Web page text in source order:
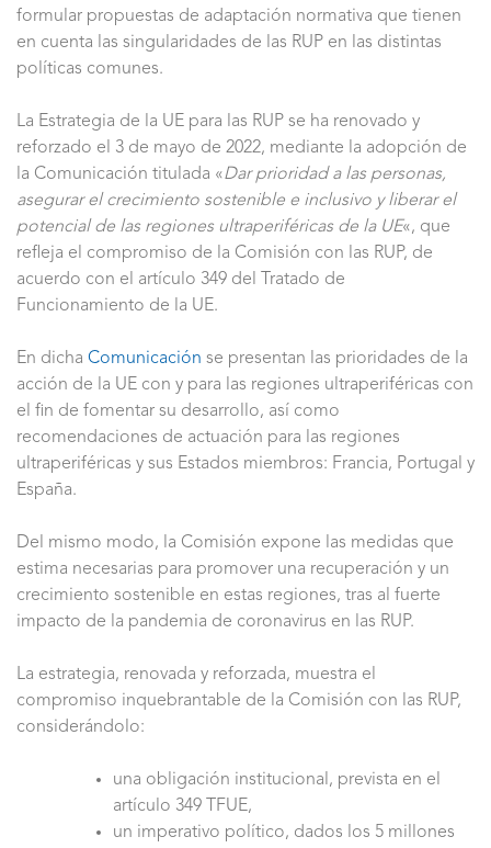
formular propuestas de adaptación normativa que tienen
en cuenta las singularidades de las RUP en las distintas
políticas comunes.
La Estrategia de la UE para las RUP se ha renovado y
reforzado el 3 de mayo de 2022, mediante la adopción de
la Comunicación titulada «Dar prioridad a las personas,
asegurar el crecimiento sostenible e inclusivo y liberar el
potencial de las regiones ultraperiféricas de la UE«, que
refleja el compromiso de la Comisión con las RUP, de
acuerdo con el artículo 349 del Tratado de
Funcionamiento de la UE.
En dicha Comunicación se presentan las prioridades de la
acción de la UE con y para las regiones ultraperiféricas con
el fin de fomentar su desarrollo, así como
recomendaciones de actuación para las regiones
ultraperiféricas y sus Estados miembros: Francia, Portugal y
España.
Del mismo modo, la Comisión expone las medidas que
estima necesarias para promover una recuperación y un
crecimiento sostenible en estas regiones, tras al fuerte
impacto de la pandemia de coronavirus en las RUP.
La estrategia, renovada y reforzada, muestra el
compromiso inquebrantable de la Comisión con las RUP,
considerándolo:
una obligación institucional, prevista en el
artículo 349 TFUE,
un imperativo político, dados los 5 millones